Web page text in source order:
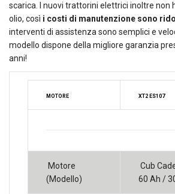
scarica. I nuovi trattorini elettrici inoltre non
olio, così i costi di manutenzione sono
interventi di assistenza sono semplici e
modello dispone della migliore garanzia
anni!
MOTORE XT2 ES107
Motore
(Modello)
Cub
60 Ah /